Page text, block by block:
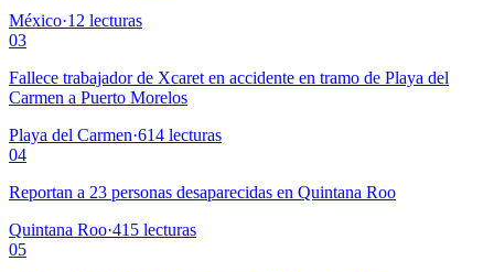
México·12 lecturas
03
Fallece trabajador de Xcaret en accidente en tramo de Playa del
Carmen a Puerto Morelos
Playa del Carmen·614 lecturas
04
Reportan a 23 personas desaparecidas en Quintana Roo
Quintana Roo·415 lecturas
05